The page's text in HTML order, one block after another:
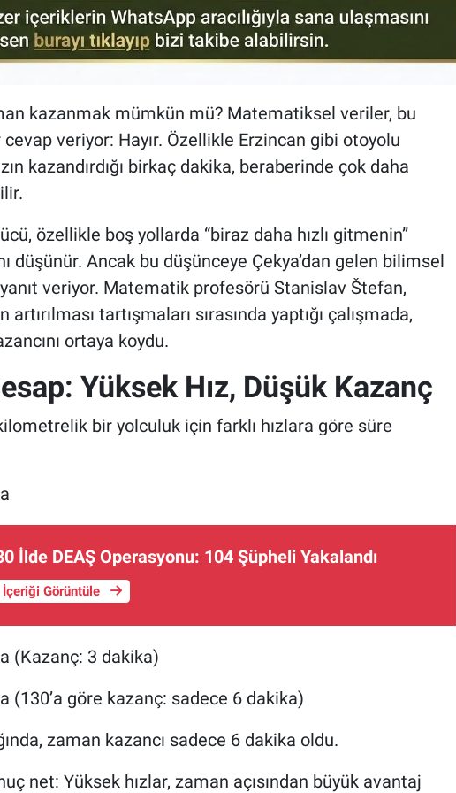
kazanmak mümkün mü? Matematiksel veriler, bu
veriyor: Hayır. Özellikle Erzincan gibi otoyolu
kazandırdığı birkaç dakika, beraberinde çok daha
özellikle boş yollarda “biraz daha hızlı gitmenin”
düşünür. Ancak bu düşünceye Çekya’dan gelen bilimsel
veriyor. Matematik profesörü Stanislav Štefan,
artırılması tartışmaları sırasında yaptığı çalışmada,
ortaya koydu.
Yüksek Hız, Düşük Kazanç
bir yolculuk için farklı hızlara göre süre
İlde DEAŞ Operasyonu: 104 Şüpheli Yakalandı
İçeriği Görüntüle
(Kazanç: 3 dakika)
(130’a göre kazanç: sadece 6 dakika)
zaman kazancı sadece 6 dakika oldu.
net: Yüksek hızlar, zaman açısından büyük avantaj